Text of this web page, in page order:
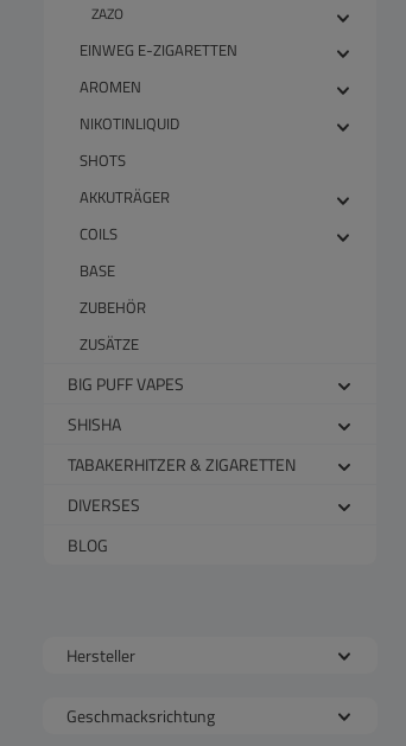
ZAZO
EINWEG E-ZIGARETTEN
AROMEN
NIKOTINLIQUID
SHOTS
AKKUTRÄGER
COILS
BASE
ZUBEHÖR
ZUSÄTZE
BIG PUFF VAPES
SHISHA
TABAKERHITZER & ZIGARETTEN
DIVERSES
BLOG
Hersteller
Geschmacksrichtung